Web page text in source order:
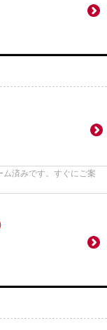
ム済みです。すぐにご案